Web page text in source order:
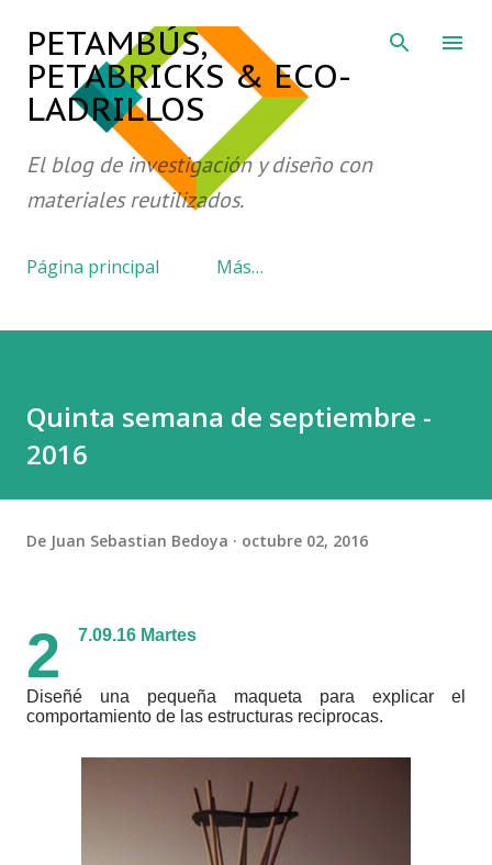
Ir al contenido principal
PETAMBÚS,
PETABRICKS & ECO-
LADRILLOS
El blog de investigación y diseño con
materiales reutilizados.
Página principal Más…
Quinta semana de septiembre -
2016
De Juan Sebastian Bedoya octubre 02, 2016
2 7.09.16 Martes
Diseñé una pequeña maqueta para explicar el
comportamiento de las estructuras reciprocas.